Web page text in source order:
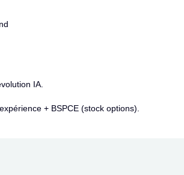
IA.
+ BSPCE (stock options).